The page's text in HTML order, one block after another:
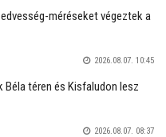
méréseket végeztek a
2026.08.07. 10:45
téren és Kisfaludon lesz
2026.08.07. 08:37